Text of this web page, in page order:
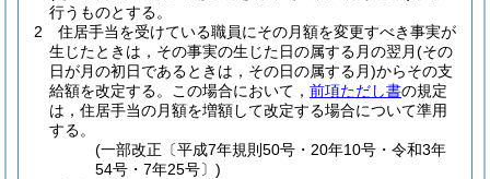
行うものとする。
2
住居手当を受けている職員にその月額を変更すべき事実が
生じたときは，その事実の生じた日の属する月の翌月(その
日が月の初日であるときは，その日の属する月)からその支
給額を改定する。
この場合において， 前項ただし書の規定
は，住居手当の月額を増額して改定する場合について準用
する。
(一部改正〔平成7年規則50号・20年10号・令和3年
54号・7年25号〕)